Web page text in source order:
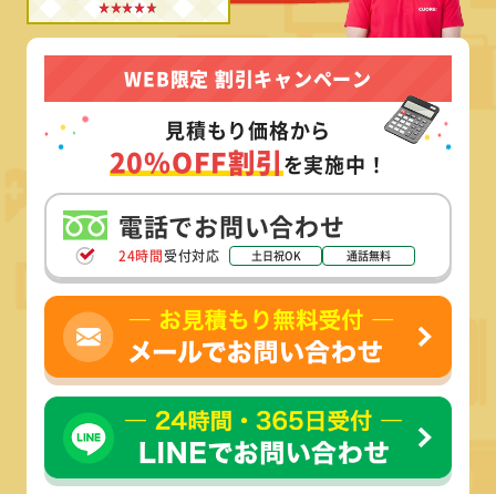
WEB限定 割引キャンペーン
見積もり価格から
20%OFF割引を実施中！
電話でお問い合わせ
24時間受付対応 土日祝OK 通話無料